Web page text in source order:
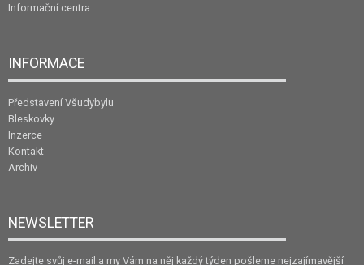
Informační centra
INFORMACE
Představení Všudybylu
Bleskovky
Inzerce
Kontakt
Archiv
NEWSLETTER
Zadejte svůj e-mail a my Vám na něj každý týden pošleme nejzajímavější